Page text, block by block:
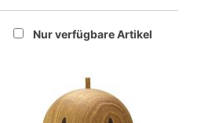
Nur verfügbare Artikel